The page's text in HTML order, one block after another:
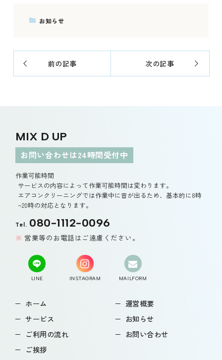
お知らせ
前の記事 次の記事
MIX D UP
お問い合わせは24時間受付中
作業可能時間
サービスの内容によって作業可能時間は変わります。
エアコンクリーニングでは作業中に音が出るため、基本的に8時
~20時の対応となります。
Tel. 080-1112-0096
営業等のお電話はご遠慮ください。
LINE INSTAGRAM MAILFORM
ホーム
サービス
ご利用の流れ
ご挨拶
運営概要
お知らせ
お問い合わせ